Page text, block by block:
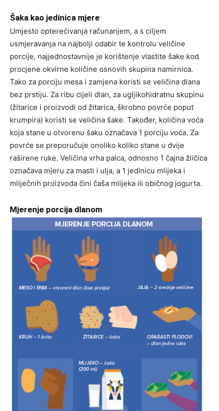
Šaka kao jedinica mjere
Umjesto opterećivanja računanjem, a s ciljem
usmjeravanja na najbolji odabir te kontrolu veličine
porcije, najjednostavnije je korištenje vlastite šake kod
procjene okvirne količine osnovih skupina namirnica.
Tako za porciju mesa i zamjena koristi se veličina dlana
bez prstiju. Za ribu cijeli dlan, za ugljikohidratnu skupinu
(žitarice i proizvodi od žitarica, škrobno povrće poput
krumpira) koristi se veličina šake. Također, količina voća
koja stane u otvorenu šaku označava 1 porciju voća. Za
povrće se preporučuje onoliko koliko stane u dvije
raširene ruke. Veličina vrha palca, odnosno 1 čajna žličica
označava mjeru za masti i ulja, a 1 jedinicu mlijeka i
mliječnih proizvoda čini čaša mlijeka ili običnog jogurta.
Mjerenje porcija dlanom